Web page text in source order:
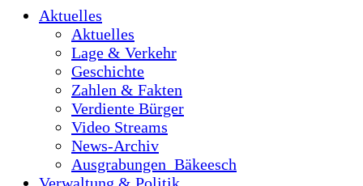
Aktuelles
Aktuelles
Lage & Verkehr
Geschichte
Zahlen & Fakten
Verdiente Bürger
Video Streams
News-Archiv
Ausgrabungen_Bäkeesch